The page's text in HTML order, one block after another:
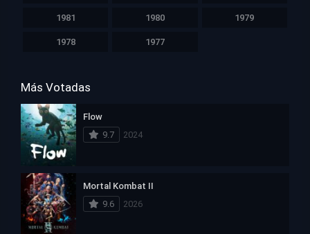
1981 1980 1979
1978 1977
Más Votadas
Flow
9.7
2024
Mortal Kombat II
9.6
2026